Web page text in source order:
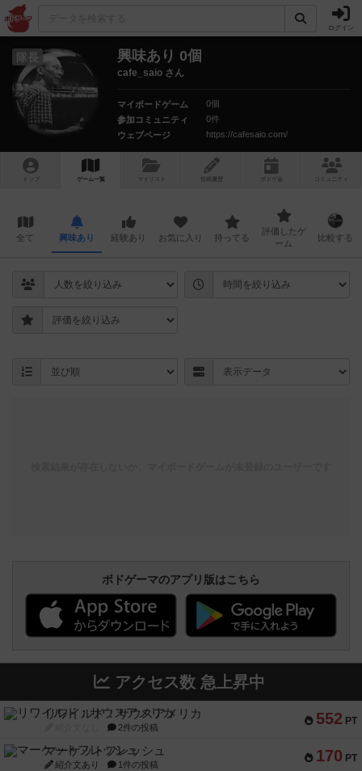
ログイン
隊長 興味あり 0個
cafe_saio さん
マイボードゲーム
0個
参加コミュニティ
0件
ウェブページ
https://cafesaio.com/
トップ ゲーム一覧 マイリスト 投稿履歴 ボ ドゲ コミュニティ
全て 興味あり 経験あり お気に入り 持ってる
評価したゲ
ーム
比較する
ボドゲーマのアプリ版はこちら
アクセス数 急上昇中
552 PT
リワイルド：サウスアメリカ
2件の投稿
170 PT
マーケットフレッシュ
紹介文あり 1件の投稿